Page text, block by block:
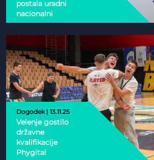
postala uradni
nacionalni
partner Esports
Nations Cup 2026
Dogodek | 13.11.25
Velenje gostilo
državne
kvalifikacije
Phygital